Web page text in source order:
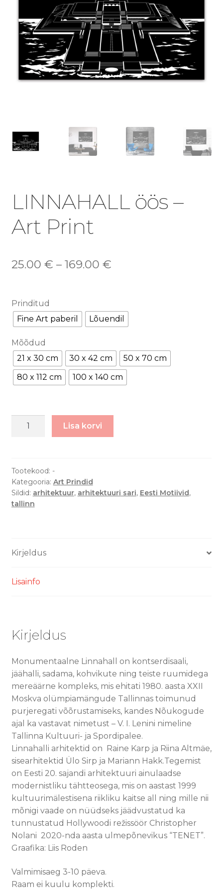
LINNAHALL öös –
Art Print
25.00 € – 169.00 €
Prinditud
Fine Art paberil
Lõuendil
Mõõdud
21 x 30 cm
30 x 42 cm
50 x 70 cm
80 x 112 cm
100 x 140 cm
LINNAHALL
Print
kogus
Lisa korvi
Tootekood: -
Kategooria: Art Prindid
Sildid: arhitektuur, arhitektuuri sari, Eesti Motiivid,
tallinn
Kirjeldus
Lisainfo
Kirjeldus
Monumentaalne Linnahall on kontserdisaali,
jäähalli, sadama, kohvikute ning teiste ruumidega
mereäärne kompleks, mis ehitati 1980. aasta XXII
Moskva olümpiamängude Tallinnas toimunud
purjeregati võõrustamiseks, kandes Nõukogude
ajal ka vastavat nimetust – V. I. Lenini nimeline
Tallinna Kultuuri- ja Spordipalee.
Linnahalli arhitektid on Raine Karp ja Riina Altmäe,
sisearhitektid Ülo Sirp ja Mariann Hakk.Tegemist
on Eesti 20. sajandi arhitektuuri ainulaadse
modernistliku tähtteosega, mis on aastast 1999
kultuurimälestisena riikliku kaitse all ning mille nii
mõnigi vaade on nüüdseks jäädvustatud ka
tunnustatud Hollywoodi režissöör Christopher
Nolani 2020-nda aasta ulmepõnevikus “TENET”.
Graafika: Liis Roden
Valmimisaeg 3-10 päeva.
Raam ei kuulu komplekti.